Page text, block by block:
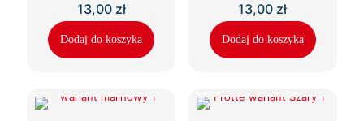
13,00 zł
Dodaj do koszyka
13,00 zł
Dodaj do koszyka